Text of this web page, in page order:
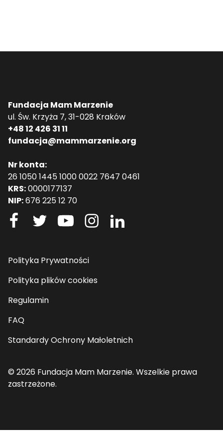
Fundacja Mam Marzenie
ul. Św. Krzyża 7, 31-028 Kraków
+48 12 426 31 11
fundacja@mammarzenie.org
Nr konta:
26 1050 1445 1000 0022 7647 0461
KRS:0000177137
NIP:676 225 12 70
Polityka Prywatności
Polityka plików cookies
Regulamin
FAQ
Standardy Ochrony Małoletnich
© 2026 Fundacja Mam Marzenie. Wszelkie prawa
zastrzeżone.